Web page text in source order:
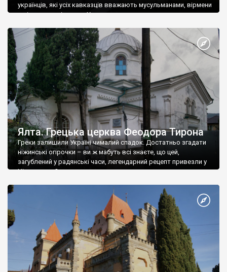
українців, які усіх кавказців вважають мусульманами, вірмени
є відданими вірянами Христа
Ялта. Грецька церква Феодора Тирона
Греки залишили Україні чималий спадок. Достатньо згадати
ніжинські огірочки – ви ж мабуть всі знаєте, що цей,
загублений у радянські часи, легендарний рецепт привезли у
Ніжин греки?